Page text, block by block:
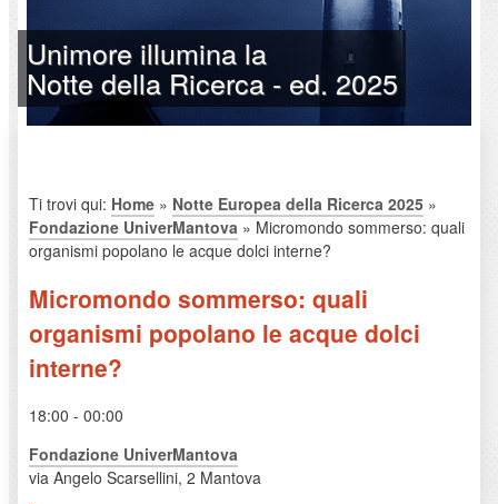
Unimore illumina la
Notte della Ricerca - ed. 2025
Ti trovi qui: Home » Notte Europea della Ricerca 2025 »
Fondazione UniverMantova » Micromondo sommerso: quali
organismi popolano le acque dolci interne?
Micromondo sommerso: quali
organismi popolano le acque dolci
interne?
18:00 - 00:00
Fondazione UniverMantova
via Angelo Scarsellini, 2 Mantova